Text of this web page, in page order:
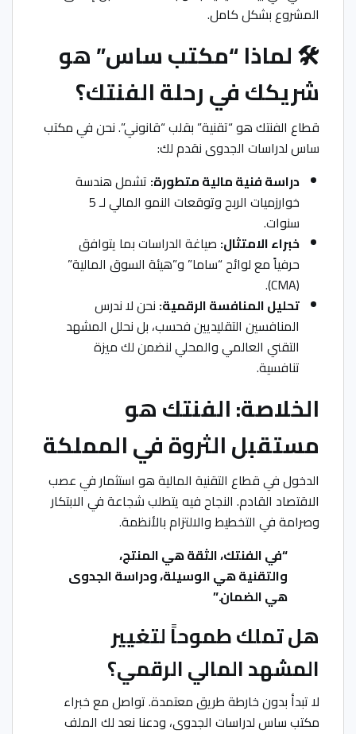
المشروع بشكل كامل.
🛠️ لماذا “مكتب ساس” هو
شريكك في رحلة الفنتك؟
قطاع الفنتك هو “تقنية” بقلب “قانوني”. نحن في مكتب
ساس لدراسات الجدوى نقدم لك:
دراسة فنية مالية متطورة:تشمل هندسة
خوارزميات الربح وتوقعات النمو المالي لـ 5
سنوات.
خبراء الامتثال:صياغة الدراسات بما يتوافق
حرفياً مع لوائح “ساما” و”هيئة السوق المالية”
تحليل المنافسة الرقمية:نحن لا ندرس
المنافسين التقليديين فحسب، بل نحلل المشهد
التقني العالمي والمحلي لنضمن لك ميزة
تنافسية.
الخلاصة: الفنتك هو
مستقبل الثروة في المملكة
الدخول في قطاع التقنية المالية هو استثمار في عصب
الاقتصاد القادم. النجاح فيه يتطلب شجاعة في الابتكار
وصرامة في التخطيط والالتزام بالأنظمة.
“في الفنتك، الثقة هي المنتج،
والتقنية هي الوسيلة، ودراسة الجدوى
هي الضمان.”
هل تملك طموحاً لتغيير
المشهد المالي الرقمي؟
لا تبدأ بدون خارطة طريق معتمدة. تواصل مع خبراء
مكتب ساس لدراسات الجدوى، ودعنا نعد لك الملف